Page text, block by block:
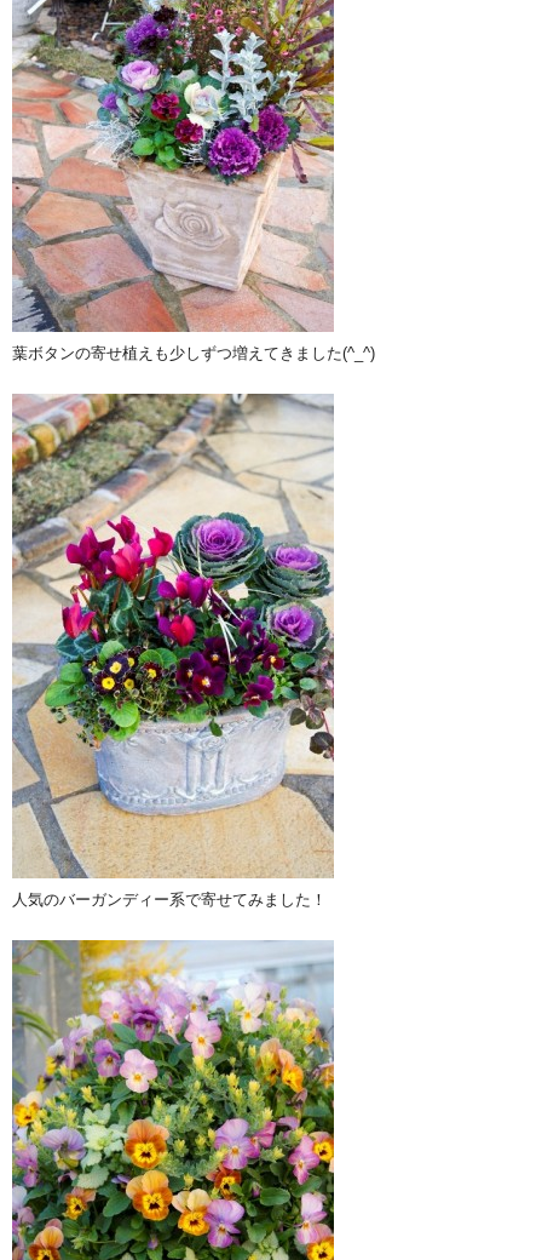
葉ボタンの寄せ植えも少しずつ増えてきました(^_^)
人気のバーガンディー系で寄せてみました！